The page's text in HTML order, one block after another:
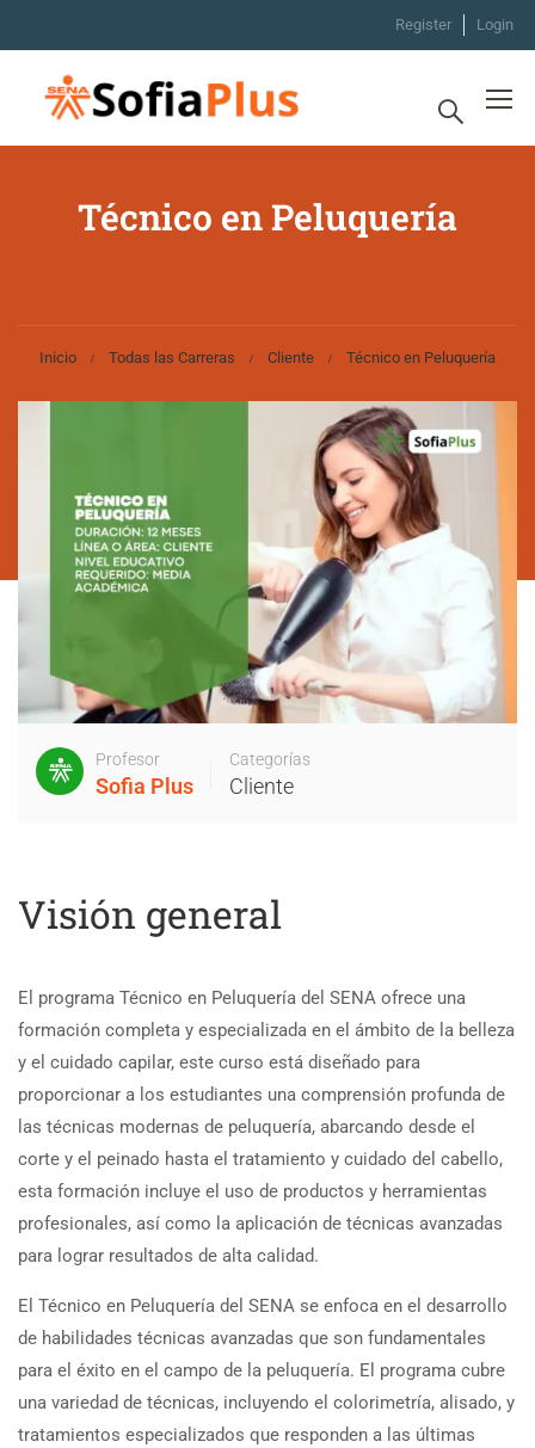
Register Login
Técnico en Peluquería
Inicio Todas las Carreras Cliente Técnico en Peluquería
Profesor
Sofia Plus
Categorías
Cliente
Visión general
El programa Técnico en Peluquería del SENA ofrece una
formación completa y especializada en el ámbito de la belleza
y el cuidado capilar, este curso está diseñado para
proporcionar a los estudiantes una comprensión profunda de
las técnicas modernas de peluquería, abarcando desde el
corte y el peinado hasta el tratamiento y cuidado del cabello,
esta formación incluye el uso de productos y herramientas
profesionales, así como la aplicación de técnicas avanzadas
para lograr resultados de alta calidad.
El Técnico en Peluquería del SENA se enfoca en el desarrollo
de habilidades técnicas avanzadas que son fundamentales
para el éxito en el campo de la peluquería. El programa cubre
una variedad de técnicas, incluyendo el colorimetría, alisado, y
tratamientos especializados que responden a las últimas